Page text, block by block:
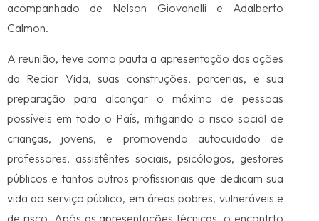
acompanhado de Nelson Giovanelli e Adalberto
Calmon.
A reunião, teve como pauta a apresentação das ações
da Reciar Vida, suas construções, parcerias, e sua
preparação para alcançar o máximo de pessoas
possíveis em todo o País, mitigando o risco social de
crianças, jovens, e promovendo autocuidado de
professores, assistêntes sociais, psicólogos, gestores
públicos e tantos outros profissionais que dedicam sua
vida ao serviço público, em áreas pobres, vulneráveis e
de risco. Após as apresentações técnicas, o encontrto